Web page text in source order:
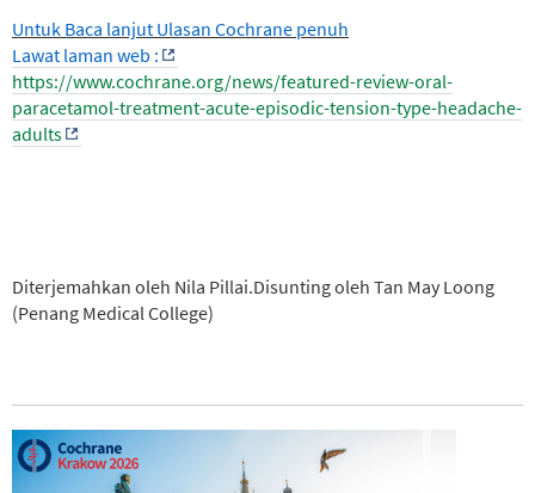
Untuk Baca lanjut Ulasan Cochrane penuh
Lawat laman web :
https://www.cochrane.org/news/featured-review-oral-
paracetamol-treatment-acute-episodic-tension-type-headache-
adults
Diterjemahkan oleh Nila Pillai.Disunting oleh Tan May Loong
(Penang Medical College)